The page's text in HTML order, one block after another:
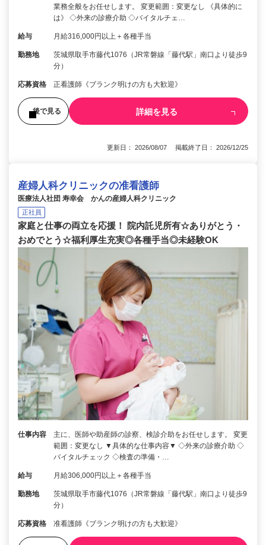
業務全般をお任せします。 変更範囲：変更なし 《具体的に
は》 ◇外来の診療介助 ◇バイタルチェ…
給与 月給316,000円以上＋各種手当
勤務地
茨城県取手市藤代1076（JR常磐線「藤代駅」南口より徒歩9
分）
応募資格 正看護師《ブランク明けの方も大歓迎》
後で見る 詳細を見る
更新日： 2026/08/07 掲載終了日： 2026/12/25
産婦人科クリニックの准看護師
医療法人社団 寿幸会 かんの産婦人科クリニック
正社員
家庭と仕事の両立を応援！ 院内託児所有☆ありがとう・
おめでとう☆福利厚生充実◎各種手当◎未経験OK
仕事内容
主に、医師や助産師の診察、検診介助をお任せします。 変更
範囲：変更なし ▼具体的な仕事内容▼ ◇外来の診療介助 ◇
バイタルチェック ◇検査の準備・…
給与 月給306,000円以上＋各種手当
勤務地
茨城県取手市藤代1076（JR常磐線「藤代駅」南口より徒歩9
分）
応募資格 准看護師《ブランク明けの方も大歓迎》